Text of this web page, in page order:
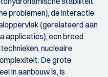
problemen), de interactie
(gerelateerd aan
applicaties), een breed
nucleaire
De grote
in aanbouw is, is